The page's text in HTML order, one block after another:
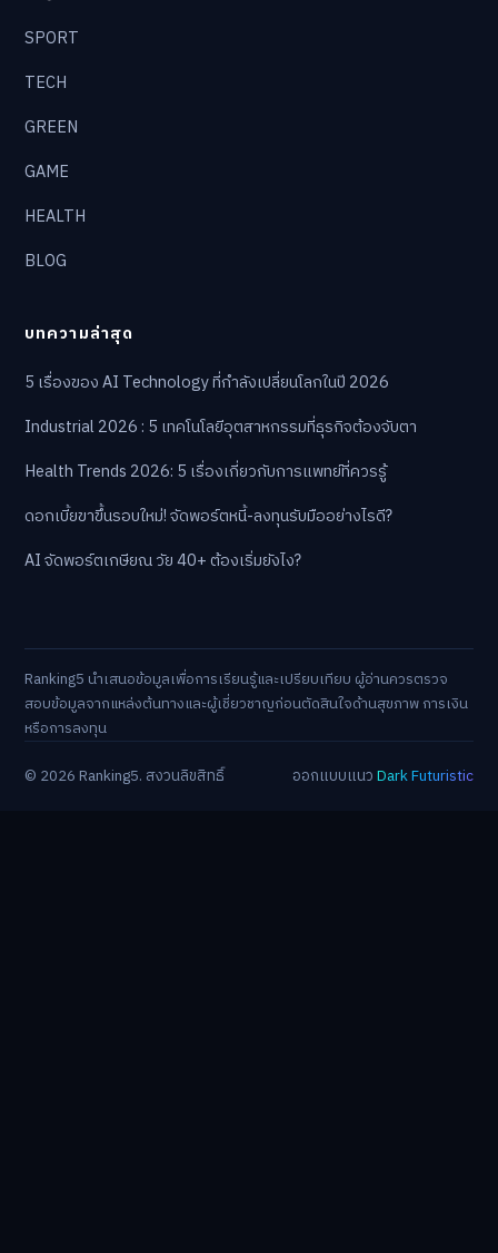
SPORT
TECH
GREEN
GAME
HEALTH
BLOG
บทความล่าสุด
5 เรื่องของ AI Technology ที่กำลังเปลี่ยนโลกในปี 2026
Industrial 2026 : 5 เทคโนโลยีอุตสาหกรรมที่ธุรกิจต้องจับตา
Health Trends 2026: 5 เรื่องเกี่ยวกับการแพทย์ที่ควรรู้
ดอกเบี้ยขาขึ้นรอบใหม่! จัดพอร์ตหนี้-ลงทุนรับมืออย่างไรดี?
AI จัดพอร์ตเกษียณ วัย 40+ ต้องเริ่มยังไง?
Ranking5 นำเสนอข้อมูลเพื่อการเรียนรู้และเปรียบเทียบ ผู้อ่านควรตรวจ
สอบข้อมูลจากแหล่งต้นทางและผู้เชี่ยวชาญก่อนตัดสินใจด้านสุขภาพ การเงิน
หรือการลงทุน
© 2026 Ranking5. สงวนลิขสิทธิ์
ออกแบบแนวDark Futuristic